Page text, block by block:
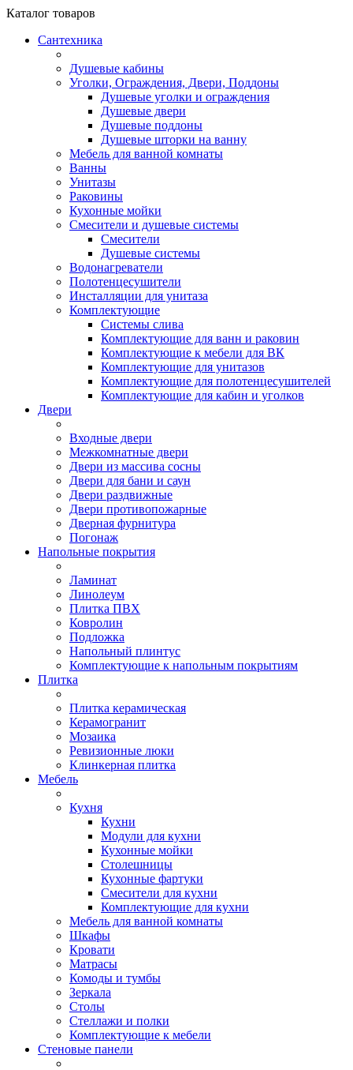
Каталог товаров
Сантехника
Душевые кабины
Уголки, Ограждения, Двери, Поддоны
Душевые уголки и ограждения
Душевые двери
Душевые поддоны
Душевые шторки на ванну
Мебель для ванной комнаты
Ванны
Унитазы
Раковины
Кухонные мойки
Смесители и душевые системы
Смесители
Душевые системы
Водонагреватели
Полотенцесушители
Инсталляции для унитаза
Комплектующие
Системы слива
Комплектующие для ванн и раковин
Комплектующие к мебели для ВК
Комплектующие для унитазов
Комплектующие для полотенцесушителей
Комплектующие для кабин и уголков
Двери
Входные двери
Межкомнатные двери
Двери из массива сосны
Двери для бани и саун
Двери раздвижные
Двери противопожарные
Дверная фурнитура
Погонаж
Напольные покрытия
Ламинат
Линолеум
Плитка ПВХ
Ковролин
Подложка
Напольный плинтус
Комплектующие к напольным покрытиям
Плитка
Плитка керамическая
Керамогранит
Мозаика
Ревизионные люки
Клинкерная плитка
Мебель
Кухня
Кухни
Модули для кухни
Кухонные мойки
Столешницы
Кухонные фартуки
Смесители для кухни
Комплектующие для кухни
Мебель для ванной комнаты
Шкафы
Кровати
Матрасы
Комоды и тумбы
Зеркала
Столы
Стеллажи и полки
Комплектующие к мебели
Стеновые панели